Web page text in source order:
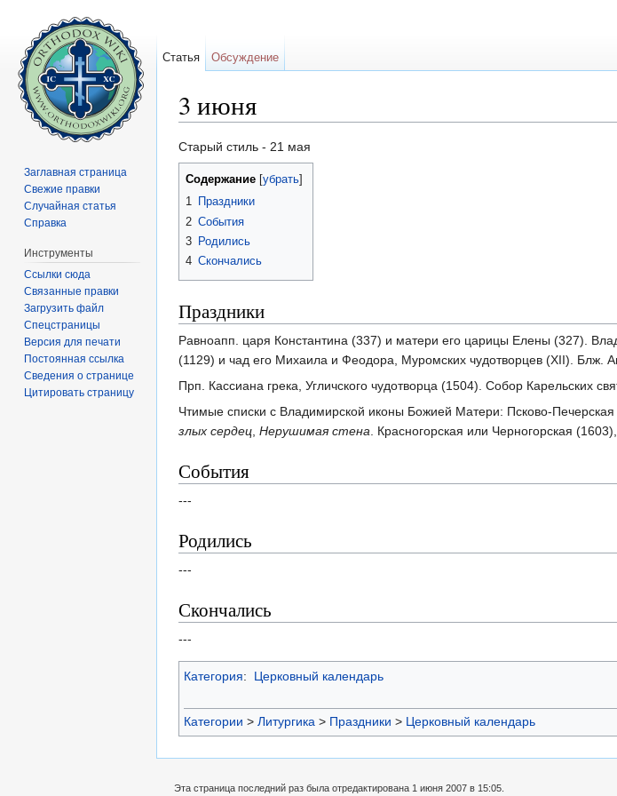
3 июня
Старый стиль - 21 мая
Содержание убрать
1 Праздники
2 События
3 Родились
4 Скончались
Праздники
Равноапп. царя Константина (337) и матери его царицы Елены (327).
(1129) и чад его Михаила и Феодора, Муромских чудотворцев (XII). Блж.
Прп. Кассиана грека, Угличского чудотворца (1504). Собор Карельских
Чтимые списки с Владимирской иконы Божией Матери: Псково-
злых сердец, Нерушимая стена. Красногорская или Черногорская
События
---
Родились
---
Скончались
---
Категория: Церковный календарь
Категории > Литургика > Праздники > Церковный календарь
Статья Обсуждение
Заглавная страница
Свежие правки
Случайная статья
Справка
Инструменты
Ссылки сюда
Связанные правки
Загрузить файл
Спецстраницы
Версия для печати
Постоянная ссылка
Сведения о странице
Цитировать страницу
Эта страница последний раз была отредактирована 1 июня 2007 в 15:05.